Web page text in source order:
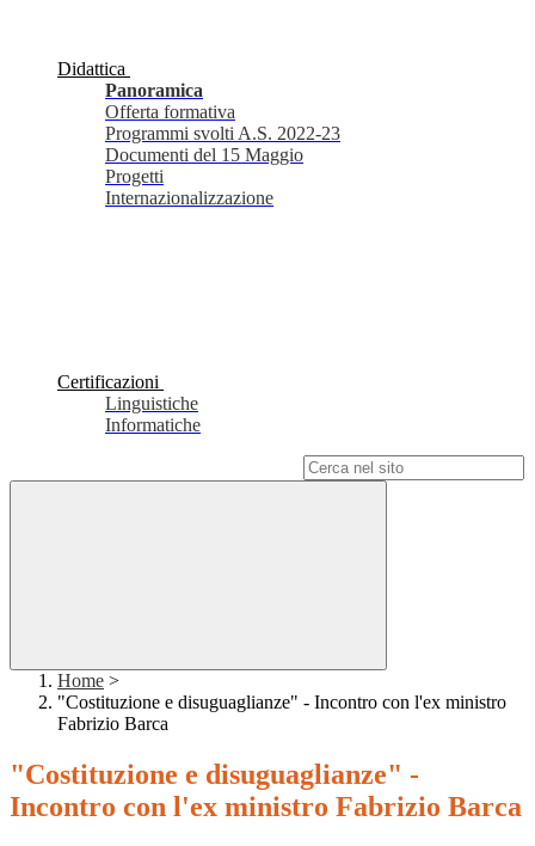
Didattica
Panoramica
Offerta formativa
Programmi svolti A.S. 2022-23
Documenti del 15 Maggio
Progetti
Internazionalizzazione
Certificazioni
Linguistiche
Informatiche
Home >
"Costituzione e disuguaglianze" - Incontro con l'ex ministro
Fabrizio Barca
"Costituzione e disuguaglianze" -
Incontro con l'ex ministro Fabrizio Barca